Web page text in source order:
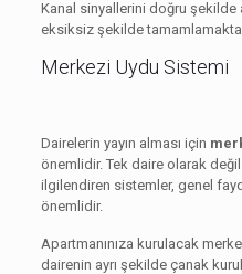
Kanal sinyallerini doğru şekilde
eksiksiz şekilde
Merkezi Uydu Sistemi
Dairelerin yayın alması için
önemlidir. Tek daire olarak
ilgilendiren sistemler, genel
önemlidir.
Apartmanınıza kurulacak
dairenin ayrı şekilde çanak